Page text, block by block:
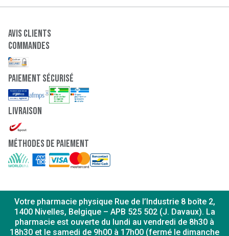
Avis clients
Commandes
paiement sécurisé
Livraison
Méthodes de paiement
Votre pharmacie physique Rue de l’Industrie 8 boîte 2,
1400 Nivelles, Belgique – APB 525 502 (J. Davaux). La
pharmacie est ouverte du lundi au vendredi de 8h30 à
18h30 et le samedi de 9h00 à 17h00 (fermé le dimanche